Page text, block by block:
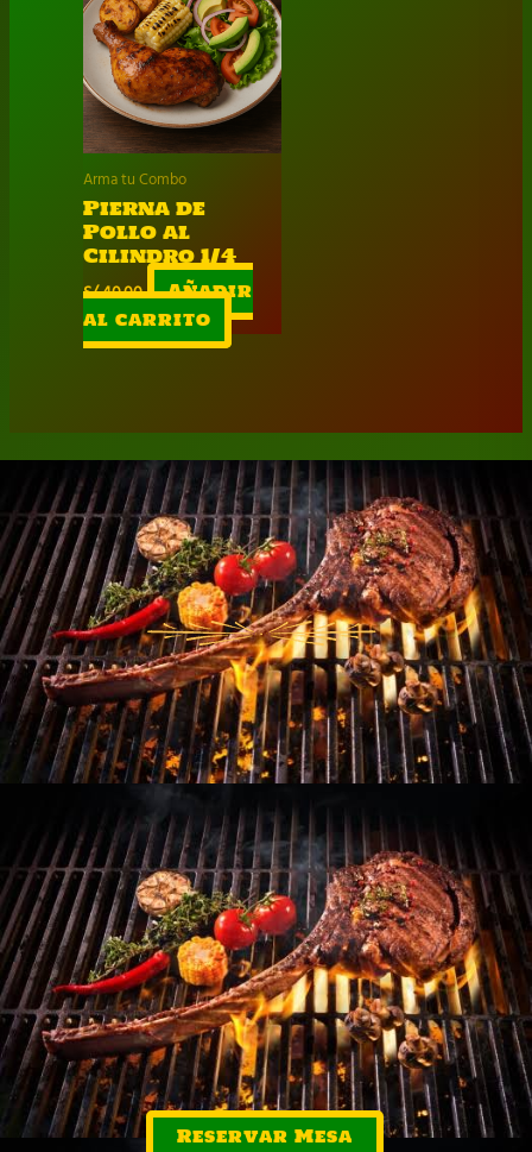
Arma tu Combo
Pierna de
Pollo al
Cilindro 1/4
S/40.00
Añadir
al carrito
Reservar Mesa